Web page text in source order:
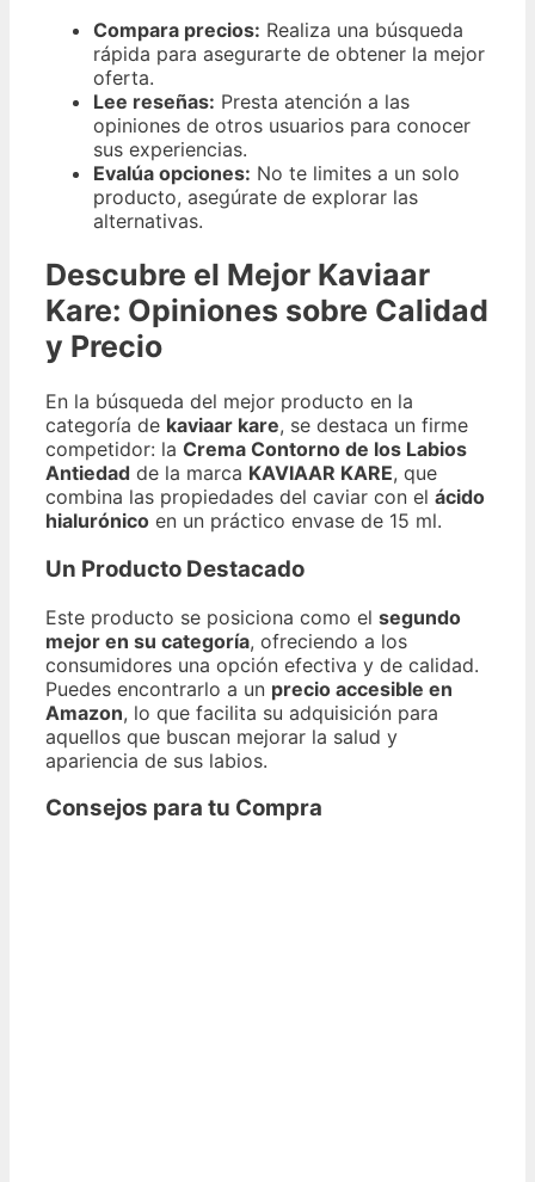
Compara precios: Realiza una búsqueda
rápida para asegurarte de obtener la mejor
oferta.
Lee reseñas: Presta atención a las
opiniones de otros usuarios para conocer
sus experiencias.
Evalúa opciones: No te limites a un solo
producto, asegúrate de explorar las
alternativas.
Descubre el Mejor Kaviaar
Kare: Opiniones sobre Calidad
y Precio
En la búsqueda del mejor producto en la
categoría de kaviaar kare, se destaca un firme
competidor: la Crema Contorno de los Labios
Antiedad de la marca KAVIAAR KARE, que
combina las propiedades del caviar con el ácido
hialurónico en un práctico envase de 15 ml.
Un Producto Destacado
Este producto se posiciona como el segundo
mejor en su categoría, ofreciendo a los
consumidores una opción efectiva y de calidad.
Puedes encontrarlo a un precio accesible en
Amazon, lo que facilita su adquisición para
aquellos que buscan mejorar la salud y
apariencia de sus labios.
Consejos para tu Compra